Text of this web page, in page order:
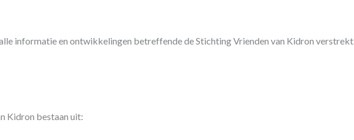
informatie en ontwikkelingen betreffende de Stichting Vrienden van Kidron verstrekt.
Kidron bestaan uit: